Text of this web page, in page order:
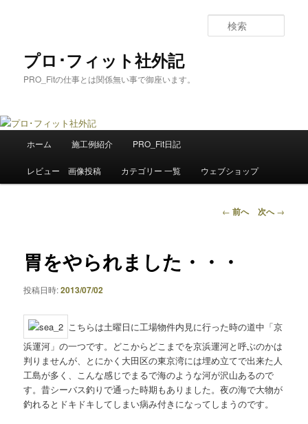
へ
プロ･フィット社外記
PRO_Fitの仕事とは関係無い事で御座います。
索
メ
ホーム 施工例紹介 PRO_Fit日記
レビュー 画像投稿 カテゴリー 一覧 ウェブショップ
投
ゲ
ン
← 前へ 次へ→
胃をやられました・・・
投稿日時:2013/07/02
こちらは土曜日に工場物件内見に行った時の道中「京
浜運河」の一つです。どこからどこまでを京浜運河と呼ぶのかは
判りませんが、とにかく大田区の東京湾には埋め立てで出来た人
工島が多く、こんな感じでまるで海のような河が沢山あるので
す。昔シーバス釣りで通った時期もありました。夜の海で大物が
釣れるとドキドキしてしまい病み付きになってしまうのです。